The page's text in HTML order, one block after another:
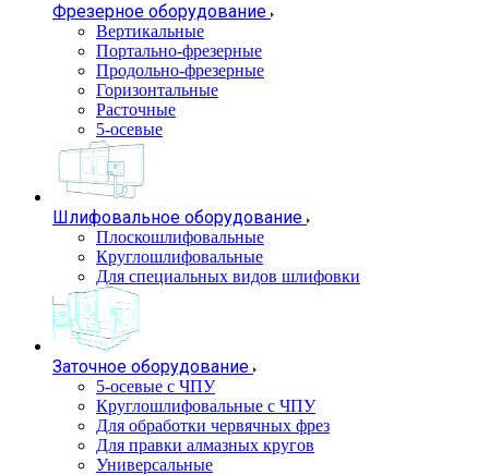
Фрезерное оборудование
Вертикальные
Портально-фрезерные
Продольно-фрезерные
Горизонтальные
Расточные
5-осевые
Шлифовальное оборудование
Плоскошлифовальные
Круглошлифовальные
Для специальных видов шлифовки
Заточное оборудование
5-осевые с ЧПУ
Круглошлифовальные с ЧПУ
Для обработки червячных фрез
Для правки алмазных кругов
Универсальные